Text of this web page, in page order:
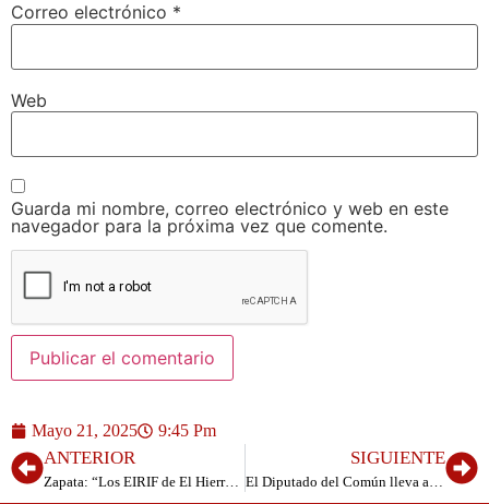
Correo electrónico *
Web
Guarda mi nombre, correo electrónico y web en este
navegador para la próxima vez que comente.
Mayo 21, 2025 9:45 Pm
ANTERIOR
Zapata: “Los EIRIF de El Hierro trabajan en la prevención de incendios de cara a la Bajada de la Virgen”
SIGUIENTE
El Diputado del Común lleva a trámite la denuncia a Pablo Rodríguez por negar información de unos expedientes administrativos